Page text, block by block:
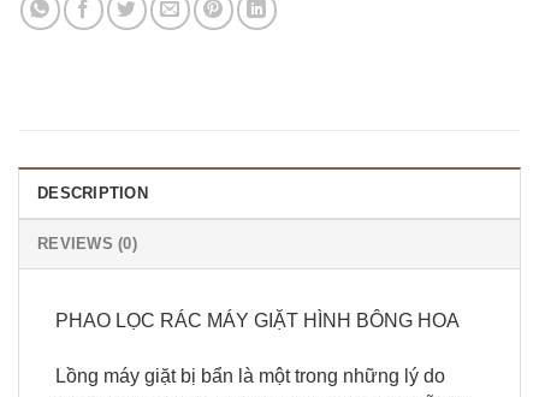
DESCRIPTION
REVIEWS (0)
PHAO LỌC RÁC MÁY GIẶT HÌNH BÔNG HOA
Lồng máy giặt bị bẩn là một trong những lý do